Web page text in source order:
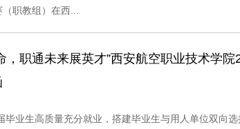
职教组）在西...
，职通未来展英才”西安航空职业技术学院
毕业生高质量充分就业，搭建毕业生与用人单位双向